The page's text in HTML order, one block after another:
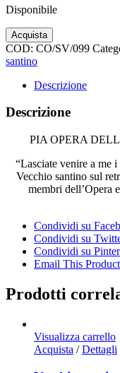
Disponibile
Santino
Pia
Opera
Infanzia
Acquista
COD: CO/SV/099
santino
Descrizione
Descrizione
PIA OPERA
“Lasciate venire a me
Vecchio santino sul
membri dell’Opera
Condividi su
Condividi su
Condividi su
Email This Product
Prodotti
Visualizza carrello
Acquista / Dettagli